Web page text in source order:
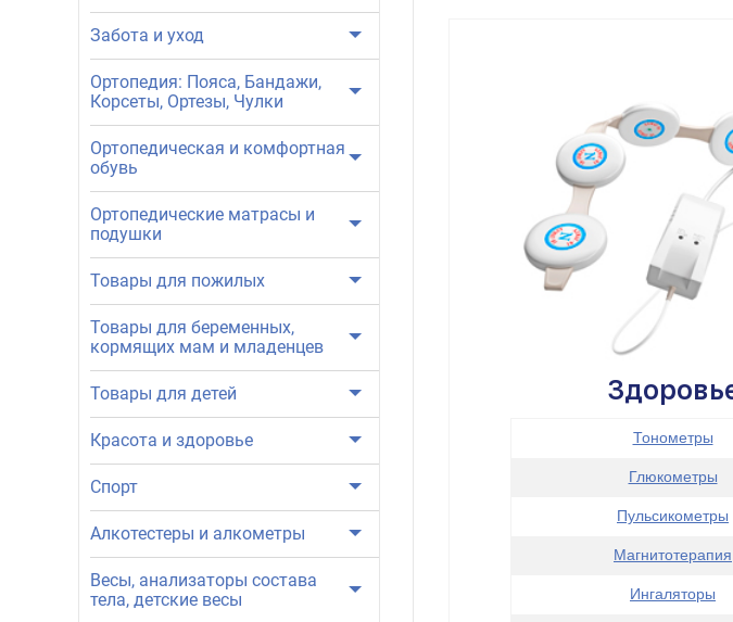
Забота и уход
Ортопедия: Пояса, Бандажи,
Корсеты, Ортезы, Чулки
Ортопедическая и комфортная
обувь
Ортопедические матрасы и
подушки
Товары для пожилых
Товары для беременных,
кормящих мам и младенцев
Товары для детей
Красота и здоровье
Спорт
Алкотестеры и алкометры
Весы, анализаторы состава
тела, детские весы
Тонометры
Глюкометры
Пульсикометры
Магнитотерапия
Ингаляторы